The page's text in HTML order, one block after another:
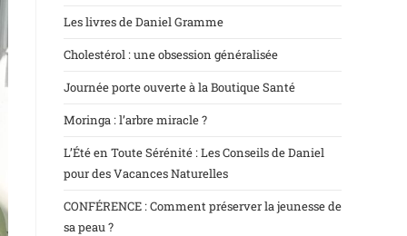
Les livres de Daniel Gramme
Cholestérol : une obsession généralisée
Journée porte ouverte à la Boutique Santé
Moringa : l’arbre miracle ?
L’Été en Toute Sérénité : Les Conseils de Daniel
pour des Vacances Naturelles
CONFÉRENCE : Comment préserver la jeunesse de
sa peau ?